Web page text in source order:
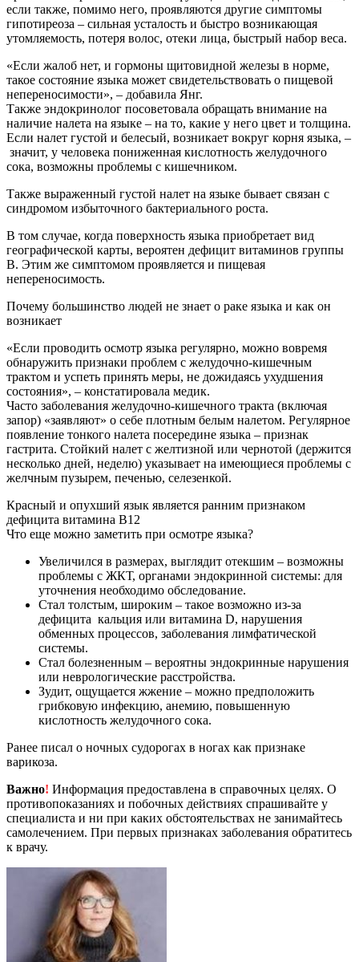
если также, помимо него, проявляются другие симптомы
гипотиреоза – сильная усталость и быстро возникающая
утомляемость, потеря волос, отеки лица, быстрый набор веса.
«Если жалоб нет, и гормоны щитовидной железы в норме,
такое состояние языка может свидетельствовать о пищевой
непереносимости», – добавила Янг.
Также эндокринолог посоветовала обращать внимание на
наличие налета на языке – на то, какие у него цвет и толщина.
Если налет густой и белесый, возникает вокруг корня языка, –
значит, у человека пониженная кислотность желудочного
сока, возможны проблемы с кишечником.
Также выраженный густой налет на языке бывает связан с
синдромом избыточного бактериального роста.
В том случае, когда поверхность языка приобретает вид
географической карты, вероятен дефицит витаминов группы
В. Этим же симптомом проявляется и пищевая
непереносимость.
Почему большинство людей не знает о раке языка и как он
возникает
«Если проводить осмотр языка регулярно, можно вовремя
обнаружить признаки проблем с желудочно-кишечным
трактом и успеть принять меры, не дожидаясь ухудшения
состояния», – констатировала медик.
Часто заболевания желудочно-кишечного тракта (включая
запор) «заявляют» о себе плотным белым налетом. Регулярное
появление тонкого налета посередине языка – признак
гастрита. Стойкий налет с желтизной или чернотой (держится
несколько дней, неделю) указывает на имеющиеся проблемы с
желчным пузырем, печенью, селезенкой.
Красный и опухший язык является ранним признаком
дефицита витамина В12
Что еще можно заметить при осмотре языка?
Увеличился в размерах, выглядит отекшим – возможны
проблемы с ЖКТ, органами эндокринной системы: для
уточнения необходимо обследование.
Стал толстым, широким – такое возможно из-за
дефицита кальция или витамина D, нарушения
обменных процессов, заболевания лимфатической
системы.
Стал болезненным – вероятны эндокринные нарушения
или неврологические расстройства.
Зудит, ощущается жжение – можно предположить
грибковую инфекцию, анемию, повышенную
кислотность желудочного сока.
Ранее писал о ночных судорогах в ногах как признаке
варикоза.
Важно! Информация предоставлена в справочных целях. О
противопоказаниях и побочных действиях спрашивайте у
специалиста и ни при каких обстоятельствах не занимайтесь
самолечением. При первых признаках заболевания обратитесь
к врачу.